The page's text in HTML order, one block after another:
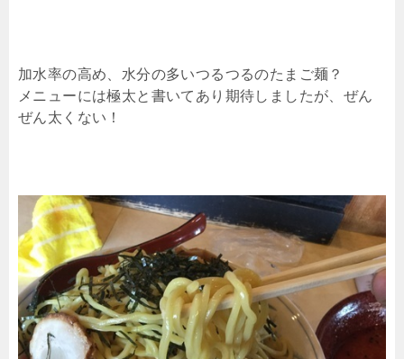
加水率の高め、水分の多いつるつるのたまご麺？
メニューには極太と書いてあり期待しましたが、ぜん
ぜん太くない！